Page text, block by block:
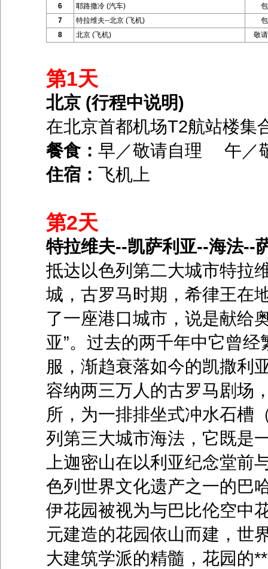
6
耶路撒冷 (汽车)
7
特拉维夫--北京 (飞机)
8
北京 (飞机) 敬
第1天
北京 (行程中说明)
在北京首都机场T2航站楼集
餐食： 早／敬请自理 午
住宿： 飞机上
第2天
特拉维夫--凯萨利亚--海法--
抵达以色列第二大城市特拉
城，古罗马时期，希律王在
了一座港口城市，说是献给
亚”。过去的两千年中它曾
服，渐趋衰落如今的凯撒利
容纳两三万人的古罗马剧场
所，为一排排坐式冲水石槽
列第三大城市海法，它既是
上迦密山在以利亚纪念堂前
色列世界文化遗产之一的巴
伊花园被视为与巴比伦空中
元建造的花园依山而建，世
大建筑学派的精髓，花园的